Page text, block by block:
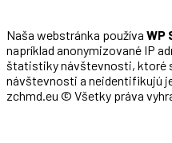
Naša webstránka používa WP
napríklad anonymizované IP
štatistiky návštevnosti, ktoré
návštevnosti a neidentifikujú
zchmd.eu © Všetky práva